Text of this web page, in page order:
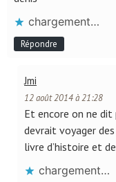
chargement…
Répondre
Jmi
12 août 2014 à 21:28
Et encore on ne dit
devrait voyager
livre d’histoire et
chargement…